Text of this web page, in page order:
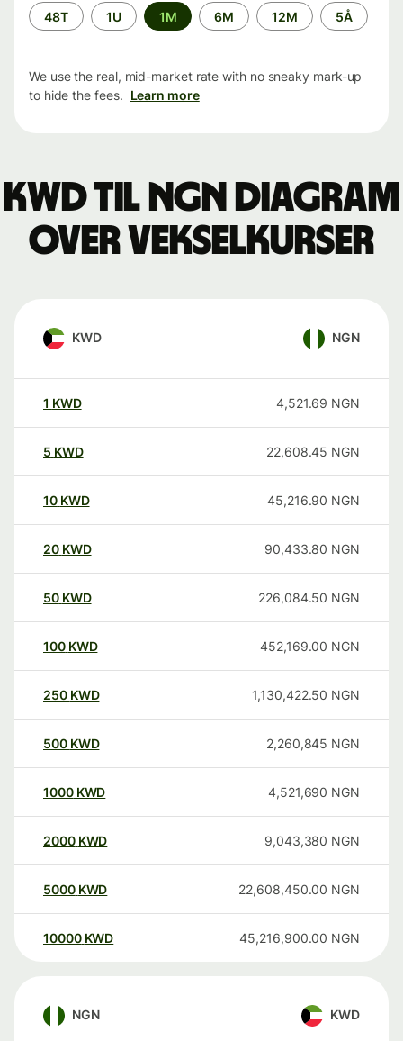
Time
period
48T 1U 1M 6M 12M 5Å
We use the real, mid-market rate with no sneaky mark-up
to hide the fees. Learn more
KWD til NGN Diagram
over vekselkurser
KWD NGN
1 KWD 4,521.69 NGN
5 KWD 22,608.45 NGN
10 KWD 45,216.90 NGN
20 KWD 90,433.80 NGN
50 KWD 226,084.50 NGN
100 KWD 452,169.00 NGN
250 KWD 1,130,422.50 NGN
500 KWD 2,260,845 NGN
1000 KWD 4,521,690 NGN
2000 KWD 9,043,380 NGN
5000 KWD 22,608,450.00 NGN
10000 KWD 45,216,900.00 NGN
NGN KWD